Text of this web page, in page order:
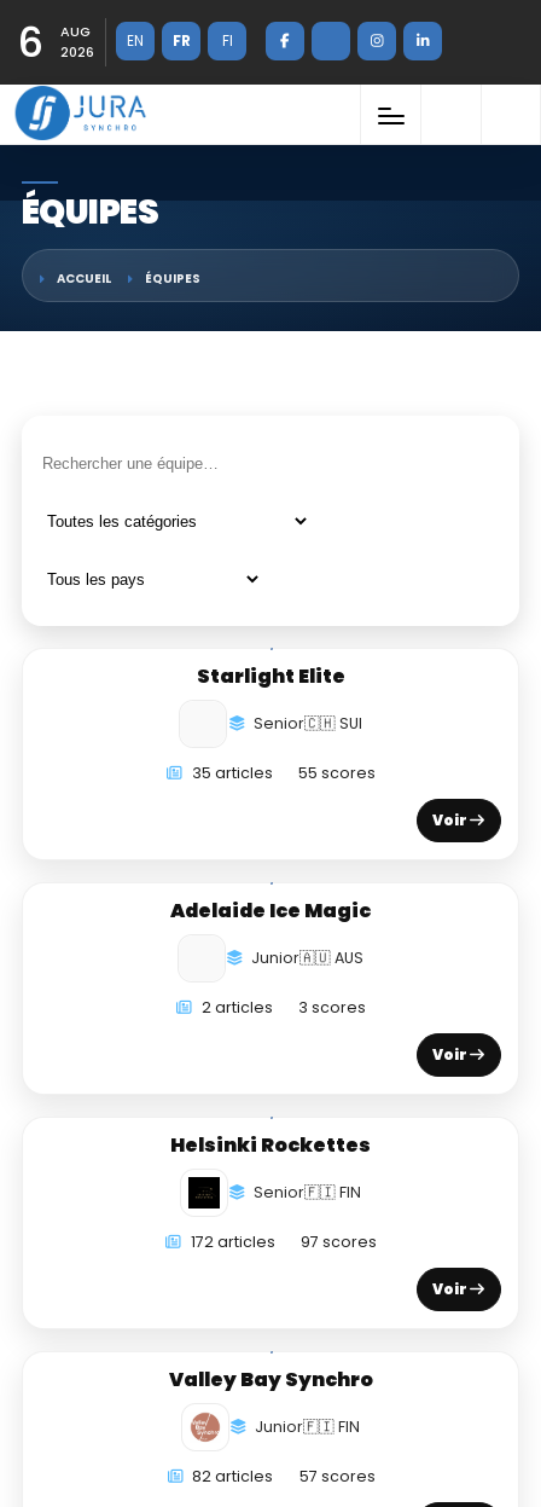
6
AUG
2026
EN FR FI
ÉQUIPES
ACCUEIL ÉQUIPES
Starlight Elite
Senior🇨🇭 SUI
35 articles 55 scores
Voir
Adelaide Ice Magic
Junior🇦🇺 AUS
2 articles 3 scores
Voir
Helsinki Rockettes
Senior🇫🇮 FIN
172 articles 97 scores
Voir
Valley Bay Synchro
Junior🇫🇮 FIN
82 articles 57 scores